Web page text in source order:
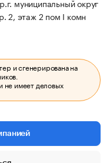
муниципальный округ
2, этаж 2 пом I комн
и сгенерирована на
не имеет деловых